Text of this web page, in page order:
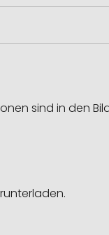
sind in den